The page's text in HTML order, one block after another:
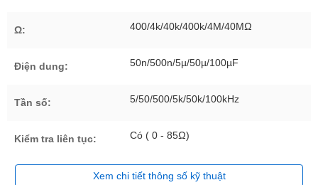
Ω: 400/4k/40k/400k/4M/40MΩ
Điện dung: 50n/500n/5µ/50µ/100µF
Tần số: 5/50/500/5k/50k/100kHz
Kiểm tra liên tục: Có ( 0 - 85Ω)
Xem chi tiết thông số kỹ thuật